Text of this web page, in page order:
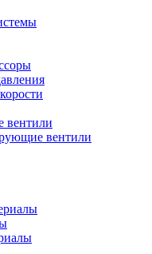
вентили
вентили